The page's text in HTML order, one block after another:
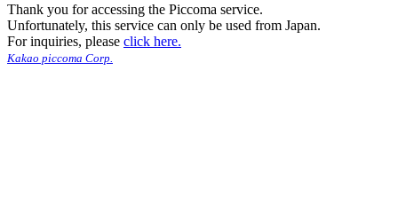
Thank you for accessing the Piccoma service.
Unfortunately, this service can only be used from Japan.
For inquiries, please click here.
Kakao piccoma Corp.